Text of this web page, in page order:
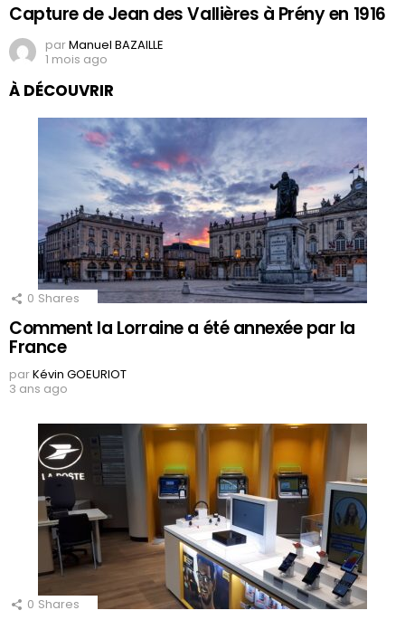
Capture de Jean des Vallières à Prény en 1916
parManuel BAZAILLE
1 mois ago
À DÉCOUVRIR
0 Shares
Comment la Lorraine a été annexée par la
France
parKévin GOEURIOT
3 ans ago
0 Shares